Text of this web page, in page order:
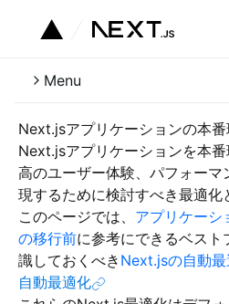
Menu
Next.jsアプリケーションの本
Next.jsアプリケーションを本
高のユーザー体験、パフォーマ
現するために検討すべき最適化
このページでは、 アプリケーシ
の移行前に参考にできるベス
識しておくべき Next.jsの自動
自動最適化